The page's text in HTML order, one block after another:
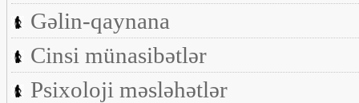
Gəlin-qaynana
Cinsi münasibətlər
Psixoloji məsləhətlər